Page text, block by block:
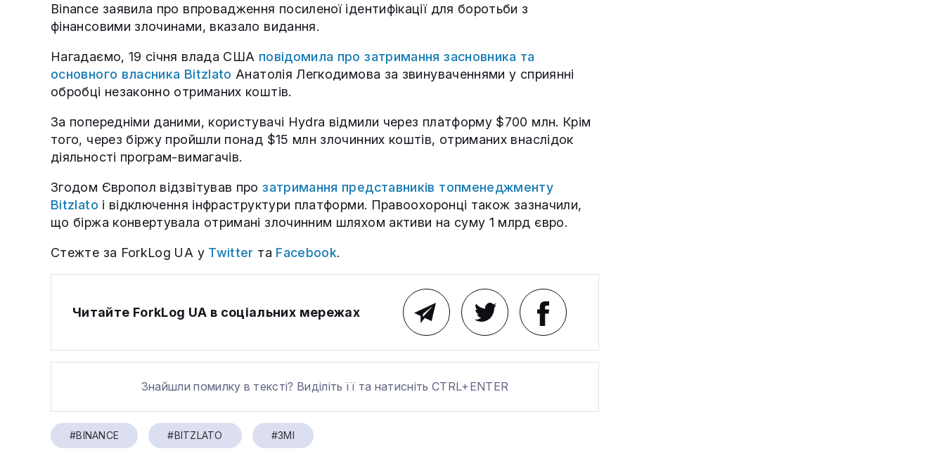
Binance заявила про впровадження посиленої ідентифікації для боротьби з
фінансовими злочинами, вказало видання.
Нагадаємо, 19 січня влада США повідомила про затримання засновника та
основного власника Bitzlato Анатолія Легкодимова за звинуваченнями у сприянні
обробці незаконно отриманих коштів.
За попередніми даними, користувачі Hydra відмили через платформу $700 млн. Крім
того, через біржу пройшли понад $15 млн злочинних коштів, отриманих внаслідок
діяльності програм-вимагачів.
Згодом Європол відзвітував прозатримання представників топменеджменту
Bitzlato і відключення інфраструктури платформи. Правоохоронці також зазначили,
що біржа конвертувала отримані злочинним шляхом активи на суму 1 млрд євро.
Стежте за ForkLog UA у Twitter та Facebook.
Читайте ForkLog UA в соціальних мережах
Знайшли помилку в тексті? Виділіть її та натисніть CTRL+ENTER
#BINANCE #BITZLATO #ЗМІ